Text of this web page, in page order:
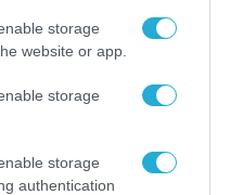
storage
website or app.
storage
storage
authentication
περισσότερων
πινάκων ελέγχου
, πρόσθεσε
ένα ακόμη
πρέπει να συμβάλει